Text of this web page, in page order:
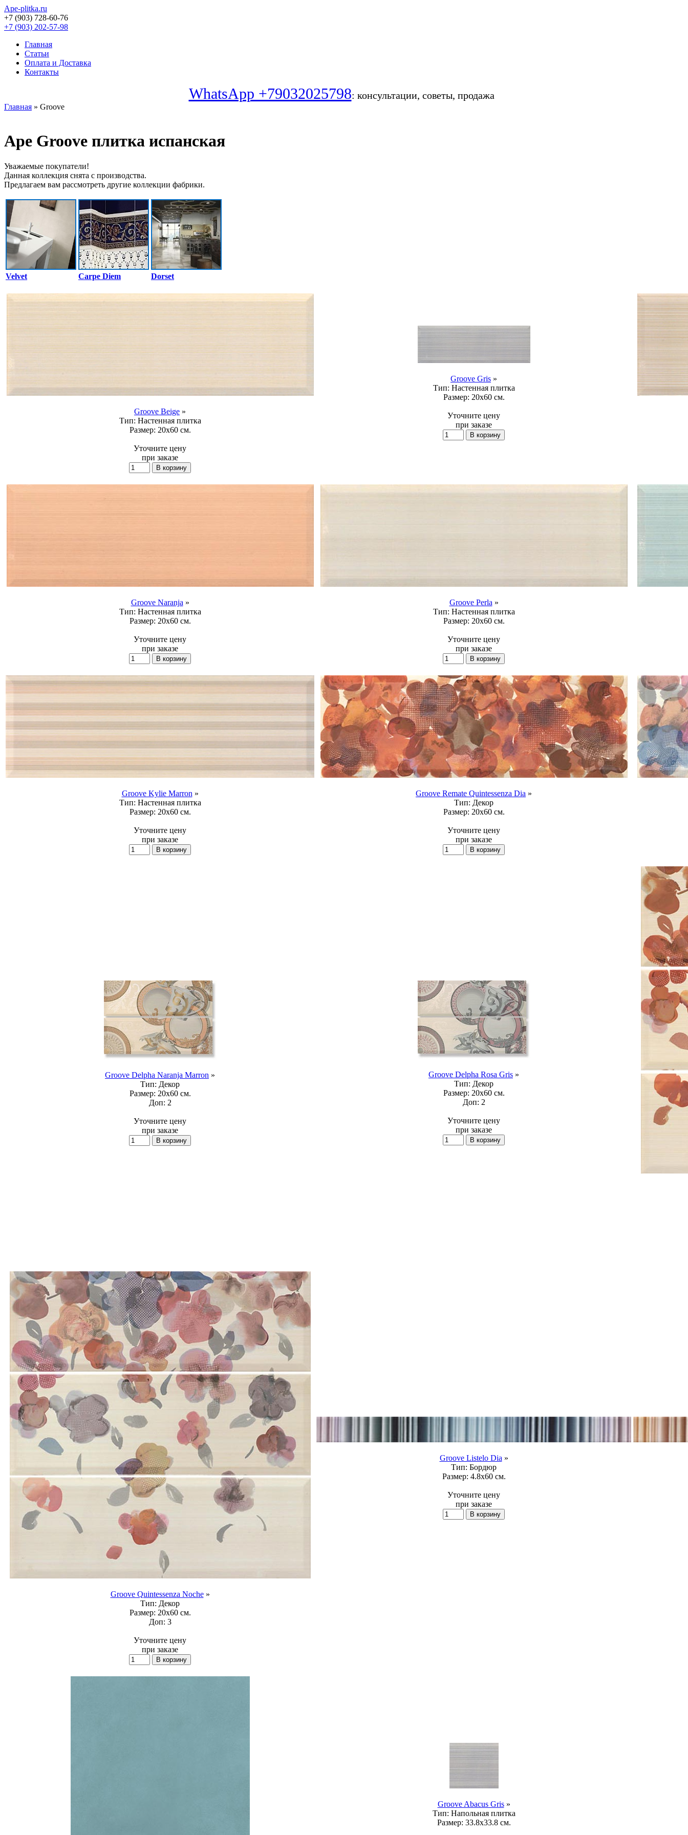
Ape-plitka.ru
+7 (903) 728-60-76
+7 (903) 202-57-98
Главная
Статьи
Оплата и Доставка
Контакты
WhatsApp +79032025798: консультации, советы, продажа
Главная » Groove
Ape Groove плитка испанская
Уважаемые покупатели!
Данная коллекция снята с производства.
Предлагаем вам рассмотреть другие коллекции фабрики.
Velvet Carpe Diem Dorset
Groove Beige »
Тип: Настенная плитка
Размер: 20x60 см.
Уточните цену
при заказе
Groove Gris »
Тип: Настенная плитка
Размер: 20x60 см.
Уточните цену
при заказе
Groove Naranja »
Тип: Настенная плитка
Размер: 20x60 см.
Уточните цену
при заказе
Groove Perla »
Тип: Настенная плитка
Размер: 20x60 см.
Уточните цену
при заказе
Groove Kylie Marron »
Тип: Настенная плитка
Размер: 20x60 см.
Уточните цену
при заказе
Groove Remate Quintessenza Dia »
Тип: Декор
Размер: 20x60 см.
Уточните цену
при заказе
Groove Delpha Naranja Marron »
Тип: Декор
Размер: 20x60 см.
Доп: 2
Уточните цену
при заказе
Groove Delpha Rosa Gris »
Тип: Декор
Размер: 20x60 см.
Доп: 2
Уточните цену
при заказе
Groove Quintessenza Noche»
Тип: Декор
Размер: 20x60 см.
Доп: 3
Уточните цену
при заказе
Groove Listelo Dia »
Тип: Бордюр
Размер: 4.8x60 см.
Уточните цену
при заказе
Groove Abacus Gris»
Тип: Напольная плитка
Размер: 33.8x33.8 см.